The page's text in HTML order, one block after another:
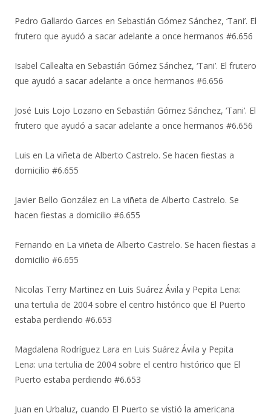
Pedro Gallardo Garces en Sebastián Gómez Sánchez, ‘Tani’. El
frutero que ayudó a sacar adelante a once hermanos #6.656
Isabel Callealta en Sebastián Gómez Sánchez, ‘Tani’. El frutero
que ayudó a sacar adelante a once hermanos #6.656
José Luis Lojo Lozano en Sebastián Gómez Sánchez, ‘Tani’. El
frutero que ayudó a sacar adelante a once hermanos #6.656
Luis en La viñeta de Alberto Castrelo. Se hacen fiestas a
domicilio #6.655
Javier Bello González en La viñeta de Alberto Castrelo. Se
hacen fiestas a domicilio #6.655
Fernando en La viñeta de Alberto Castrelo. Se hacen fiestas a
domicilio #6.655
Nicolas Terry Martinez en Luis Suárez Ávila y Pepita Lena:
una tertulia de 2004 sobre el centro histórico que El Puerto
estaba perdiendo #6.653
Magdalena Rodríguez Lara en Luis Suárez Ávila y Pepita
Lena: una tertulia de 2004 sobre el centro histórico que El
Puerto estaba perdiendo #6.653
Juan en Urbaluz, cuando El Puerto se vistió la americana